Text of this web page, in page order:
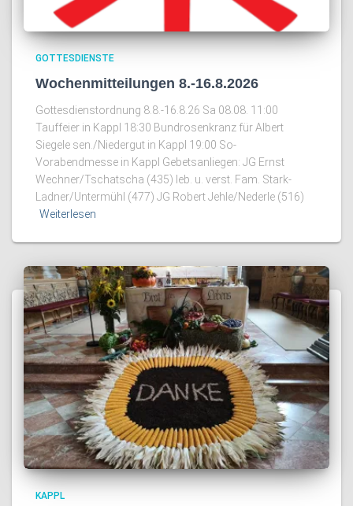
GOTTESDIENSTE
Wochenmitteilungen 8.-16.8.2026
Gottesdienstordnung 8.8.-16.8.26 Sa 08.08. 11:00
Tauffeier in Kappl 18:30 Bundrosenkranz für Albert
Siegele sen./Niedergut in Kappl 19:00 So-
Vorabendmesse in Kappl Gebetsanliegen: JG Ernst
Wechner/Tschatscha (435) leb. u. verst. Fam. Stark-
Ladner/Untermühl (477) JG Robert Jehle/Nederle (516)
Weiterlesen
KAPPL